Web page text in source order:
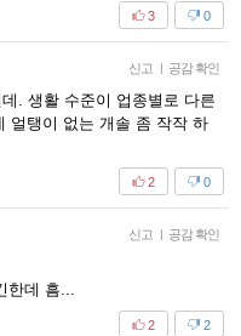
0
3
신고 공감 확인
. 생활 수준이 업종별로 다른
얼탱이 없는 개솔 좀 작작 하
0
2
신고 공감 확인
한데 흠...
2
2